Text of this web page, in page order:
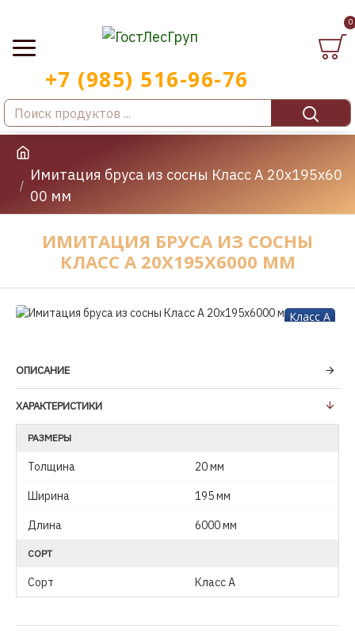
0
Имитация бруса из сосны Класс А 20x195x60
00 мм
ИМИТАЦИЯ БРУСА ИЗ СОСНЫ
КЛАСС А 20X195X6000 ММ
Класс A
ОПИСАНИЕ
ХАРАКТЕРИСТИКИ
РАЗМЕРЫ
Толщина 20 мм
Ширина 195 мм
Длина 6000 мм
СОРТ
Сорт Класс А